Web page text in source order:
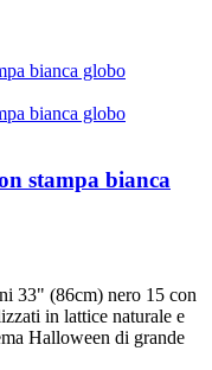
stampa bianca
33" (86cm) nero 15 con
in lattice naturale e
Halloween di grande